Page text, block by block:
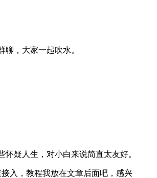
聊，大家一起吹水。
怀疑人生，对小白来说简直太友好。
入，教程我放在文章后面吧，感兴